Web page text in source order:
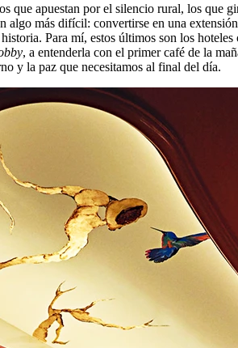
que apuestan por el silencio rural, los que
algo más difícil: convertirse en una
Para mí, estos últimos son los
, a entenderla con el primer café de la
y la paz que necesitamos al final del día.